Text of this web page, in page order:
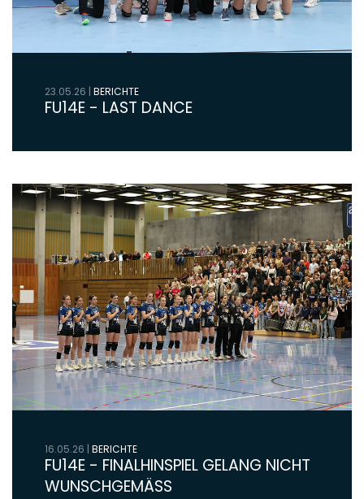
23.05.26 BERICHTE
FU14E - LAST DANCE
16.05.26 | BERICHTE
FU14E - FINALHINSPIEL GELANG NICHT
WUNSCHGEMÄSS